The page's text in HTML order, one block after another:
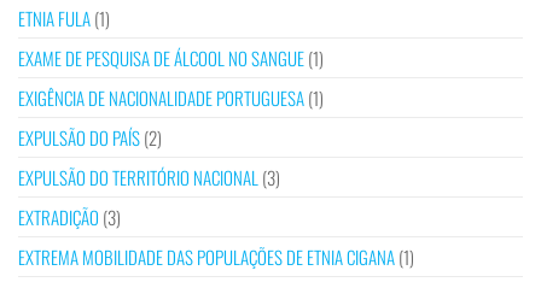
ETNIA FULA(1)
EXAME DE PESQUISA DE ÁLCOOL NO SANGUE(1)
EXIGÊNCIA DE NACIONALIDADE PORTUGUESA(1)
EXPULSÃO DO PAÍS(2)
EXPULSÃO DO TERRITÓRIO NACIONAL (3)
EXTRADIÇÃO (3)
EXTREMA MOBILIDADE DAS POPULAÇÕES DE ETNIA CIGANA(1)